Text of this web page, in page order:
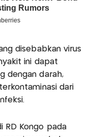
disebabkan virus
ini dapat
dengan darah,
dari
RD Kongo pada